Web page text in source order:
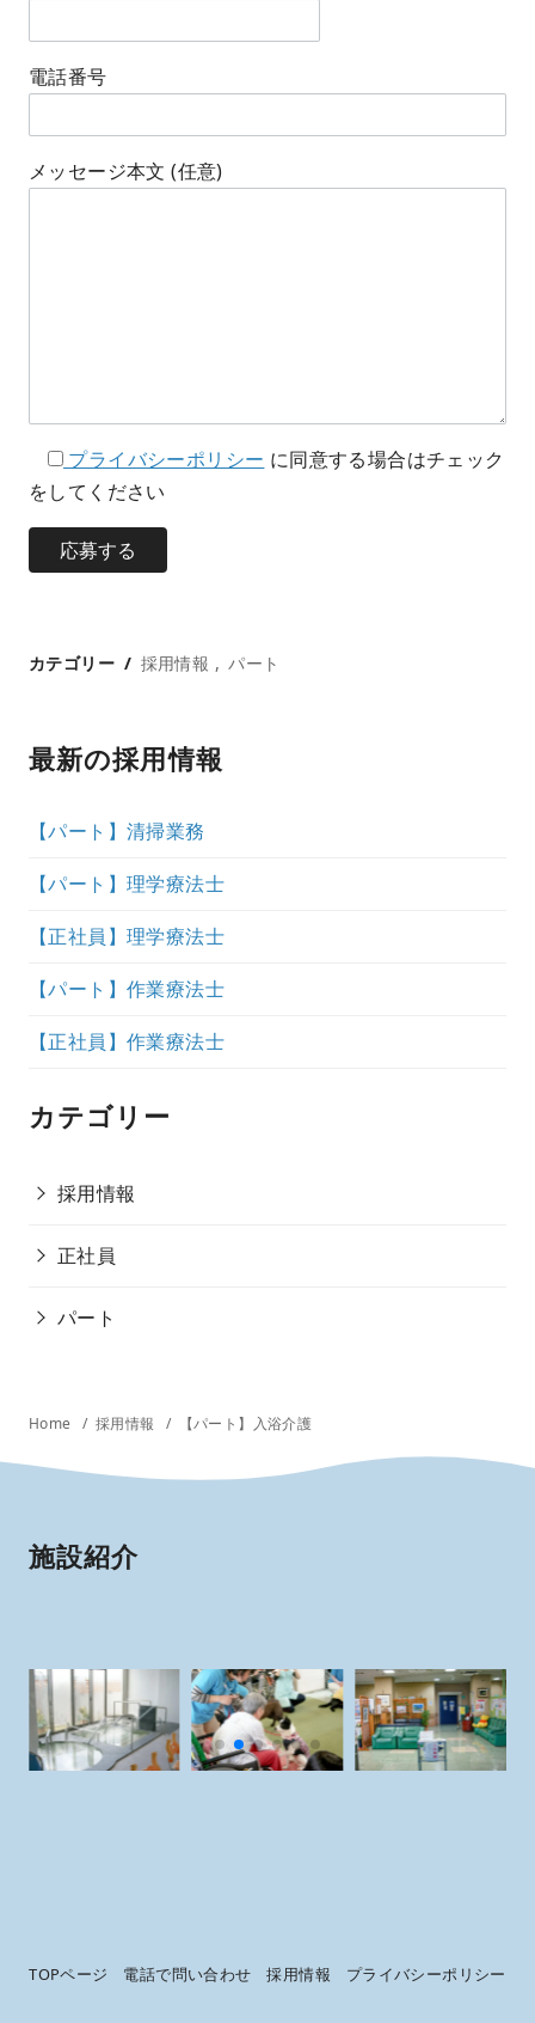
電話番号
メッセージ本文 (任意)
プライバシーポリシー に同意する場合はチェック
をしてください
カテゴリー 採用情報 パート
最新の採用情報
【パート】清掃業務
【パート】理学療法士
【正社員】理学療法士
【パート】作業療法士
【正社員】作業療法士
カテゴリー
採用情報
正社員
パート
Home 採用情報 【パート】入浴介護
施設紹介
TOPページ 電話で問い合わせ 採用情報 プライバシーポリシー